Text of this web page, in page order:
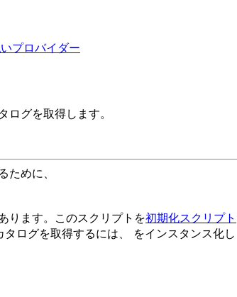
プロバイダー
グを取得します。
ために、
ります。このスクリプトを初期化スクリプト
ログを取得するには、 をインスタンス化し